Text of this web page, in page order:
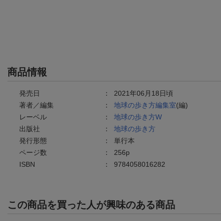
商品情報
発売日 ： 2021年06月18日頃
著者／編集
： 地球の歩き方編集室(編)
レーベル
： 地球の歩き方W
出版社
： 地球の歩き方
発行形態
： 単行本
ページ数
： 256p
ISBN
： 9784058016282
この商品を買った人が興味のある商品